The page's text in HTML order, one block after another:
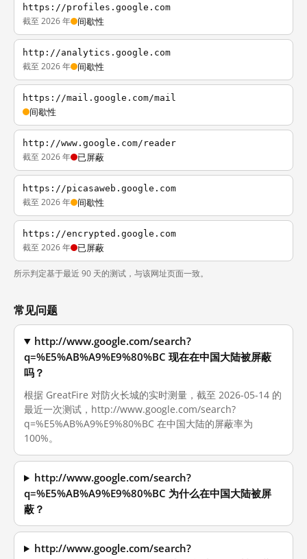
https://profiles.google.com
截至 2026 年 间歇性
http://analytics.google.com
截至 2026 年 间歇性
https://mail.google.com/mail
间歇性
http://www.google.com/reader
截至 2026 年 已屏蔽
https://picasaweb.google.com
截至 2026 年 间歇性
https://encrypted.google.com
截至 2026 年 已屏蔽
所示判定基于最近 90 天的测试，与该网址页面一致。
常见问题
http://www.google.com/search?
q=%E5%AB%A9%E9%80%BC 现在在中国大陆被屏蔽
吗？
根据 GreatFire 对防火长城的实时测量，截至 2026-05-14 的
最近一次测试，http://www.google.com/search?
q=%E5%AB%A9%E9%80%BC 在中国大陆的屏蔽率为
100%。
http://www.google.com/search?
q=%E5%AB%A9%E9%80%BC 为什么在中国大陆被屏
蔽？
http://www.google.com/search?